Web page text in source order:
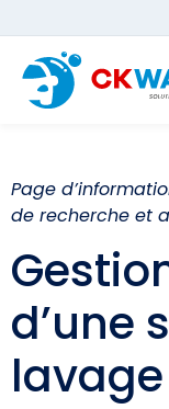
Page
de recherche et
d’une
lavage